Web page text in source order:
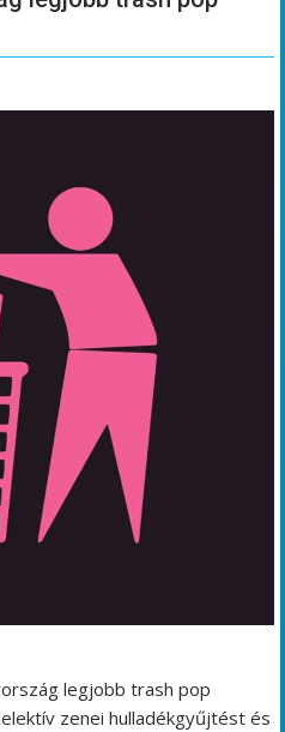
legjobb trash pop
zenei hulladékgyűjtést és